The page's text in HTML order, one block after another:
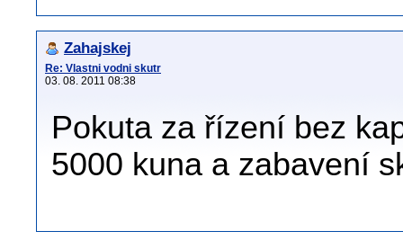
Zahajskej
Re: Vlastni vodni skutr
03. 08. 2011 08:38
Pokuta za řízení bez
5000 kuna a zabavení